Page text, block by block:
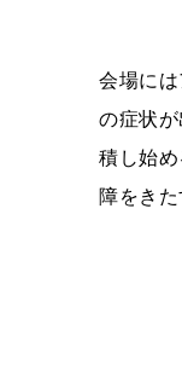
会場に
の症状
積し始
障をきた